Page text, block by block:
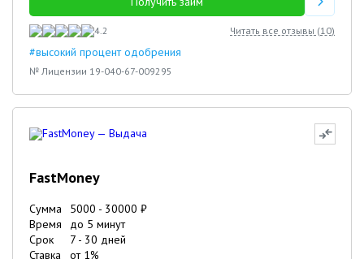
4.2 Читать все отзывы (10)
#высокий процент одобрения
№ Лицензии 19-040-67-009295
FastMoney
Сумма 5000 - 30000 ₽
Время
до 5 минут
Срок
7 - 30 дней
Ставка
от 1%